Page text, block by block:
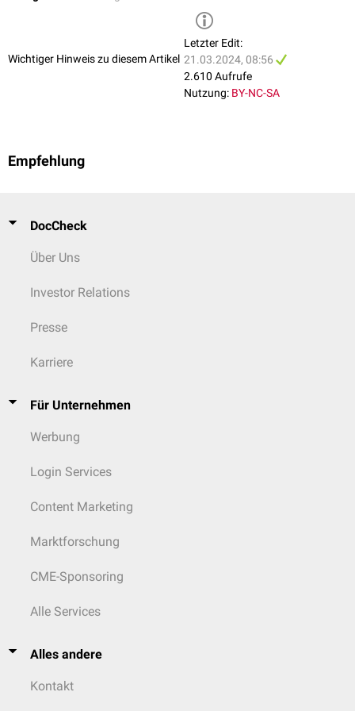
Wichtiger Hinweis zu diesem Artikel
Letzter Edit:
21.03.2024, 08:56
2.610 Aufrufe
Nutzung: BY-NC-SA
Empfehlung
DocCheck
Über Uns
Investor Relations
Presse
Karriere
Für Unternehmen
Werbung
Login Services
Content Marketing
Marktforschung
CME-Sponsoring
Alle Services
Alles andere
Kontakt